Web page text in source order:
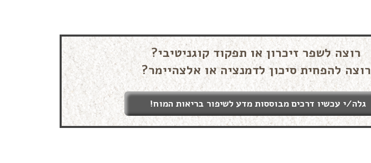
רוצה לשפר זיכרון או תפקוד קוגניטיבי?
רוצה להפחית סיכון לדמנציה או אלצהיימר?
גלה/י עכשיו דרכים מבוססות מדע לשיפור בריאות המוח!